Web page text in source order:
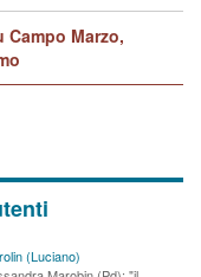
Marzo,
(Luciano)